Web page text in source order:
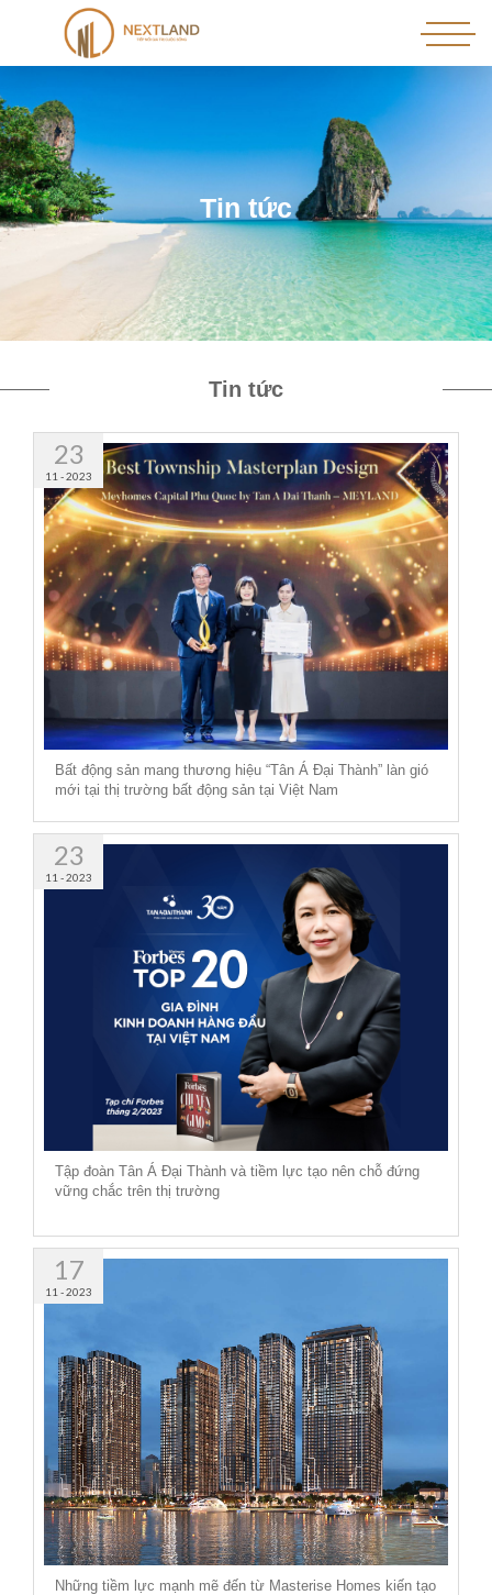
Tin tức
Tin tức
23
11 - 2023
Bất động sản mang thương hiệu “Tân Á Đại Thành” làn gió
mới tại thị trường bất động sản tại Việt Nam
23
11 - 2023
Tập đoàn Tân Á Đại Thành và tiềm lực tạo nên chỗ đứng
vững chắc trên thị trường
17
11 - 2023
Những tiềm lực mạnh mẽ đến từ Masterise Homes kiến tạo